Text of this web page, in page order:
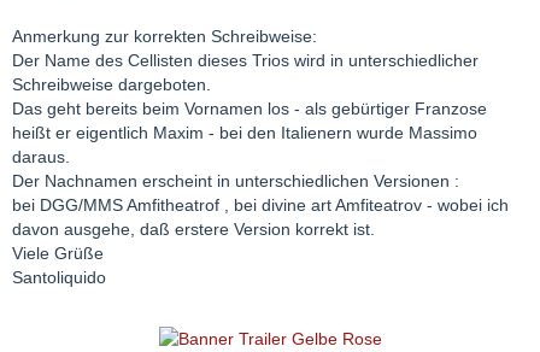
Anmerkung zur korrekten Schreibweise:
Der Name des Cellisten dieses Trios wird in unterschiedlicher
Schreibweise dargeboten.
Das geht bereits beim Vornamen los - als gebürtiger Franzose
heißt er eigentlich Maxim - bei den Italienern wurde Massimo
daraus.
Der Nachnamen erscheint in unterschiedlichen Versionen :
bei DGG/MMS Amfitheatrof , bei divine art Amfiteatrov - wobei ich
davon ausgehe, daß erstere Version korrekt ist.
Viele Grüße
Santoliquido